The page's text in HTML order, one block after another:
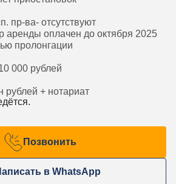
пр-ва- отсутствуют
аренды оплачен до октября 2025
пролонгации
000 рублей
рублей + нотариат
Позвонить
в WhatsApp